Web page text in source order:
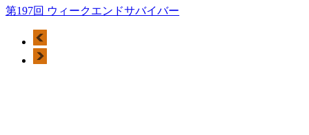
第197回 ウィークエンドサバイバー